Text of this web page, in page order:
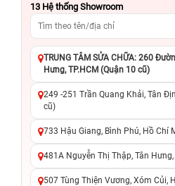
13 Hệ thống Showroom
TRUNG TÂM SỬA CHỮA: 260
Hưng, TP.HCM (Quận 10 cũ)
249 -251 Trần Quang Khải, Tân
cũ)
733 Hậu Giang, Bình Phú, Hồ Chí
481A Nguyễn Thị Thập, Tân
507 Tùng Thiện Vương, Xóm Củi,